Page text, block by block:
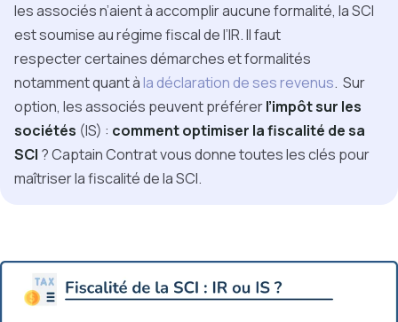
les associés n’aient à accomplir aucune formalité, la SCI
est soumise au régime fiscal de l’IR.Il faut
respecter certaines démarches et formalités
notamment quant àla déclaration de ses revenus. Sur
option, les associés peuvent préférerl’impôt sur les
sociétés (IS) : comment optimiser la fiscalité de sa
SCI ? Captain Contrat vous donne toutes les clés pour
maîtriser la fiscalité de la SCI.